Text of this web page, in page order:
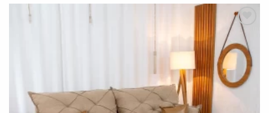
Adicionar
à lista de
desejos"